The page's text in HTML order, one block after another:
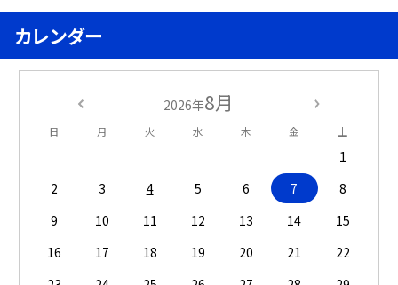
カレンダー
2026年8月
日 月 火 水 木 金 土
1
2
3 4 5 6 7
8
9
10 11 12 13 14
15
16
17 18 19 20 21
22